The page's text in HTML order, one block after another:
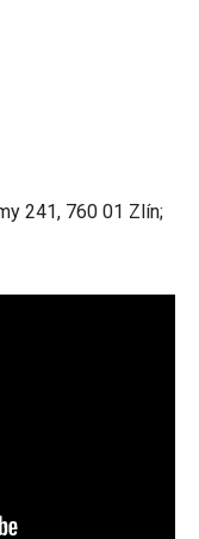
241, 760 01 Zlín;